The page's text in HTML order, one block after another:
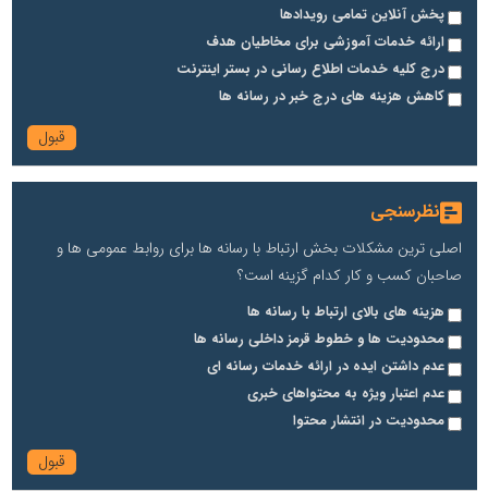
پخش آنلاین تمامی رویدادها
ارائه خدمات آموزشی برای مخاطیان هدف
درج کلیه خدمات اطلاع رسانی در بستر اینترنت
کاهش هزینه های درج خبر در رسانه ها
نظرسنجی
اصلی ترین مشکلات بخش ارتباط با رسانه ها برای روابط عمومی ها و
صاحبان کسب و کار کدام گزینه است؟
هزینه های بالای ارتباط با رسانه ها
محدودیت ها و خطوط قرمز داخلی رسانه ها
عدم داشتن ایده در ارائه خدمات رسانه ای
عدم اعتبار ویژه به محتواهای خبری
محدودیت در انتشار محتوا